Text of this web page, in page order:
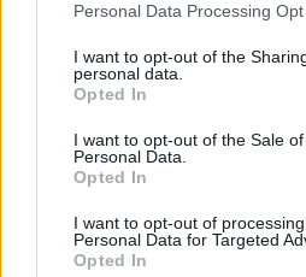
Personal Data Processing
I want to opt-out of the
personal data.
Opted In
I want to opt-out of the Sale
Personal Data.
Opted In
I want to opt-out of
Personal Data for Targeted
Opted In